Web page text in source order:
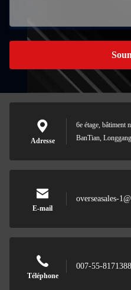
Adresse
6e étage, bâtiment
BanTian,
E-mail
overseasales-
Téléphone
007-55-